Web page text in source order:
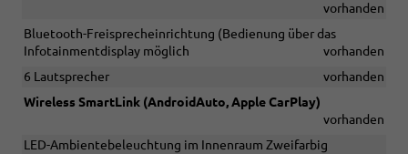
vorhanden
Bluetooth-Freisprecheinrichtung (Bedienung über das
Infotainmentdisplay möglich
vorhanden
6 Lautsprecher
vorhanden
Wireless SmartLink (AndroidAuto, Apple CarPlay)
vorhanden
LED-Ambientebeleuchtung im Innenraum Zweifarbig